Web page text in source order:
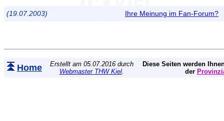
(19.07.2003) Ihre Meinung im Fan-Forum?
Home
Erstellt am 05.07.2016 durch
Webmaster THW Kiel.
Diese Seiten werden
der